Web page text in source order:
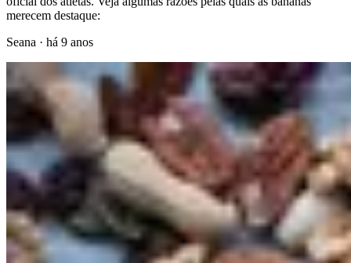
merecem destaque:
Seana · há 9 anos